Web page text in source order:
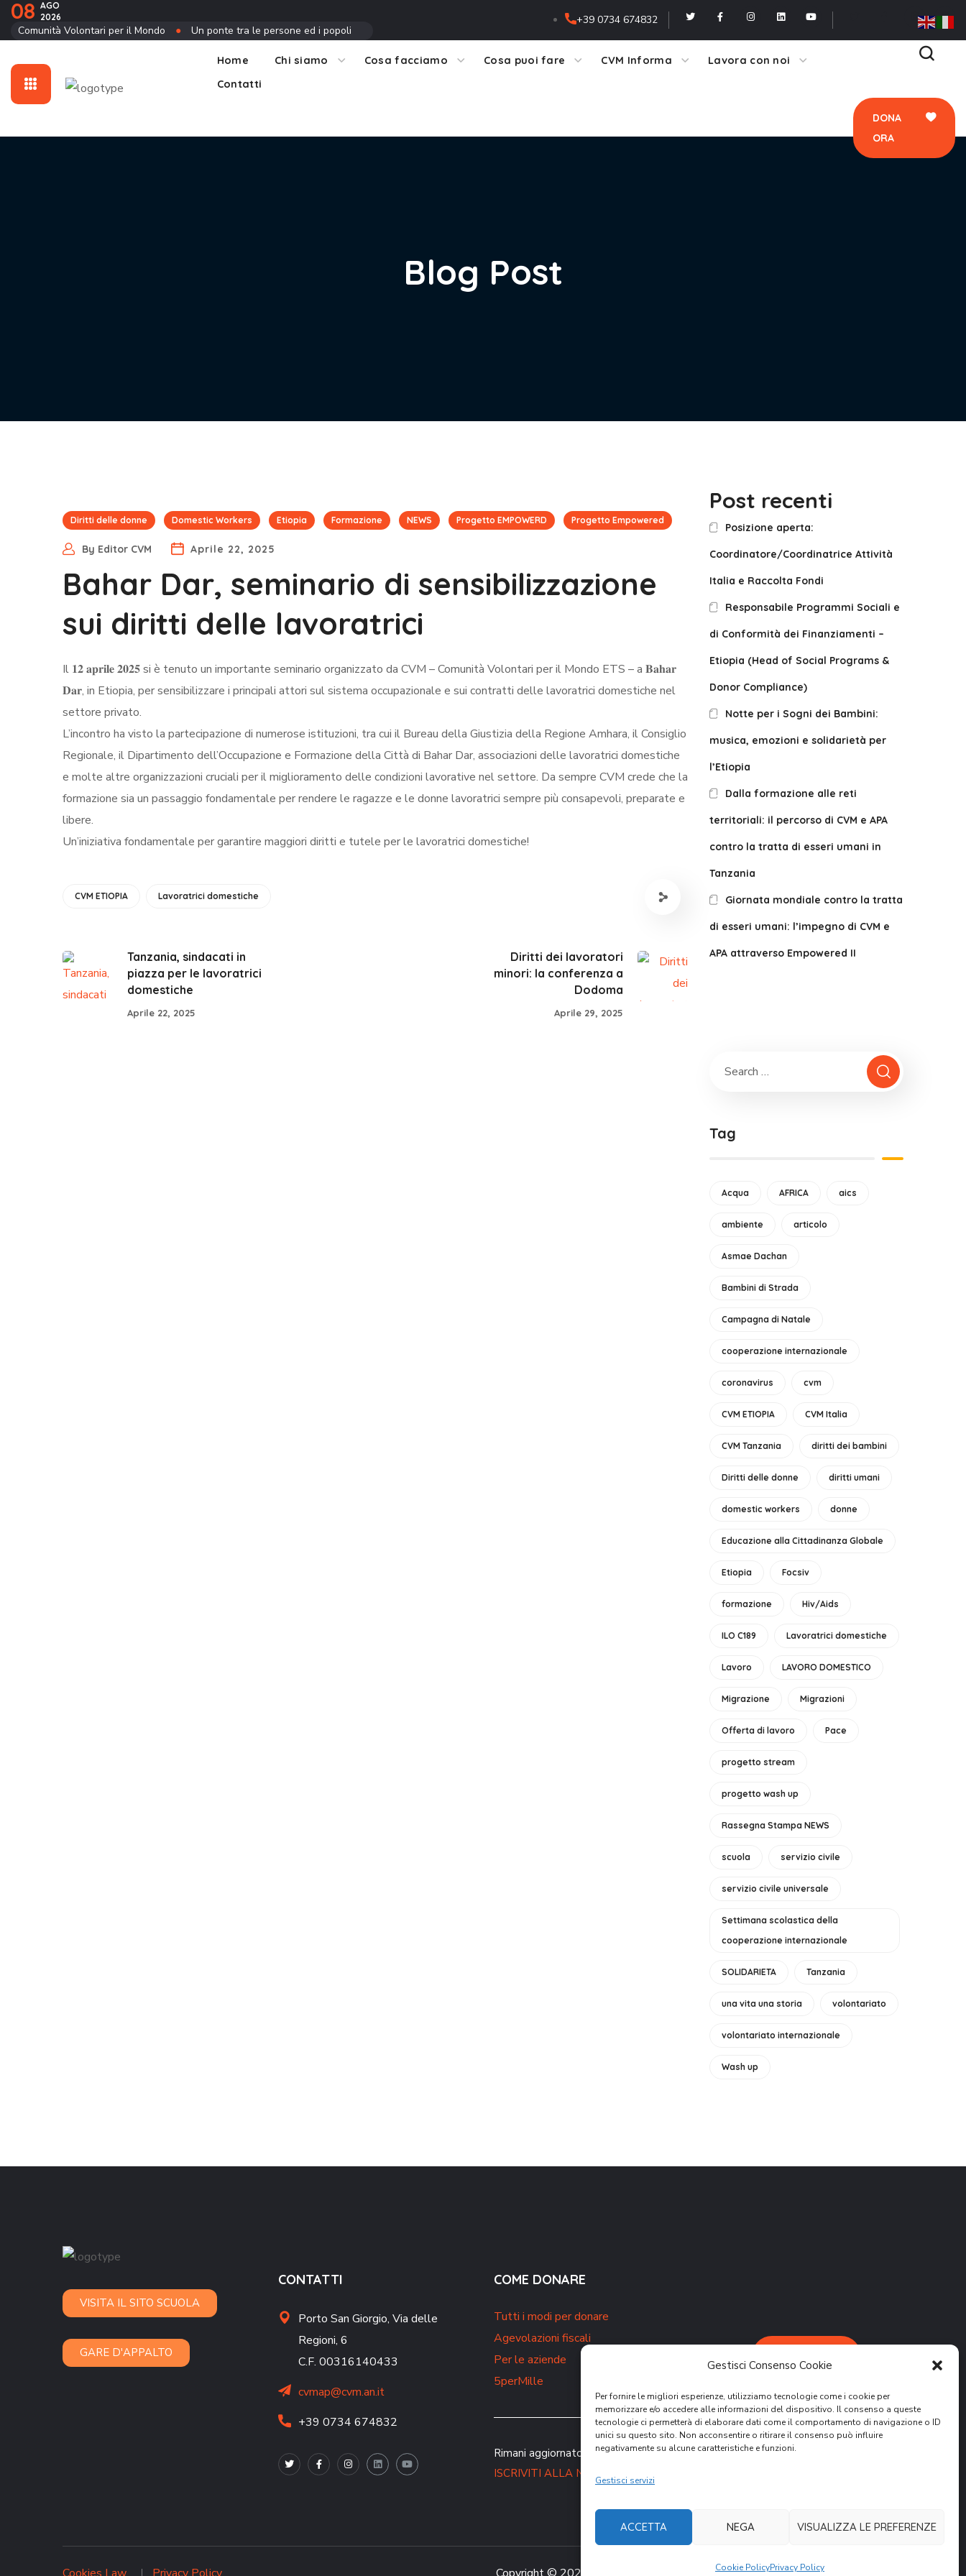
Gestisci Consenso Cookie
Per fornire le migliori esperienze, utilizziamo tecnologie come i cookie per
memorizzare e/o accedere alle informazioni del dispositivo. Il consenso a queste
tecnologie ci permetterà di elaborare dati come il comportamento di navigazione o ID
unici su questo sito. Non acconsentire o ritirare il consenso può influire
negativamente su alcune caratteristiche e funzioni.
Gestisci servizi
ACCETTA NEGA VISUALIZZA LE PREFERENZE
Cookie PolicyPrivacy Policy
08 AGO
2026
Comunità Volontari per il Mondo ● Un ponte tra le persone ed i popoli
+39 0734 674832
Home Chi siamo Cosa facciamo Cosa puoi fare CVM Informa
Lavora con noi
Contatti
DONA
ORA
Contatti
Blog Post
Diritti delle donne Domestic Workers Etiopia Formazione NEWS Progetto EMPOWERD Progetto Empowered
By Editor CVM Aprile 22, 2025
Bahar Dar, seminario di sensibilizzazione
sui diritti delle lavoratrici
Il 𝟏𝟐 𝐚𝐩𝐫𝐢𝐥𝐞 𝟐𝟎𝟐𝟓 si è tenuto un importante seminario organizzato da CVM – Comunità Volontari per il Mondo ETS – a 𝐁𝐚𝐡𝐚𝐫
𝐃𝐚𝐫, in Etiopia, per sensibilizzare i principali attori sul sistema occupazionale e sui contratti delle lavoratrici domestiche nel
settore privato.
L’incontro ha visto la partecipazione di numerose istituzioni, tra cui il Bureau della Giustizia della Regione Amhara, il Consiglio
Regionale, il Dipartimento dell’Occupazione e Formazione della Città di Bahar Dar, associazioni delle lavoratrici domestiche
e molte altre organizzazioni cruciali per il miglioramento delle condizioni lavorative nel settore. Da sempre CVM crede che la
formazione sia un passaggio fondamentale per rendere le ragazze e le donne lavoratrici sempre più consapevoli, preparate e
libere.
Un’iniziativa fondamentale per garantire maggiori diritti e tutele per le lavoratrici domestiche!
CVM ETIOPIA Lavoratrici domestiche
Tanzania, sindacati in
piazza per le lavoratrici
domestiche
Aprile 22, 2025
Diritti dei lavoratori
minori: la conferenza a
Dodoma
Aprile 29, 2025
Post recenti
Posizione aperta:
Coordinatore/Coordinatrice Attività
Italia e Raccolta Fondi
Responsabile Programmi Sociali e
di Conformità dei Finanziamenti –
Etiopia (Head of Social Programs &
Donor Compliance)
Notte per i Sogni dei Bambini:
musica, emozioni e solidarietà per
l’Etiopia
Dalla formazione alle reti
territoriali: il percorso di CVM e APA
contro la tratta di esseri umani in
Tanzania
Giornata mondiale contro la tratta
di esseri umani: l’impegno di CVM e
APA attraverso Empowered II
Tag
Acqua AFRICA aics
ambiente articolo
Asmae Dachan
Bambini di Strada
Campagna di Natale
cooperazione internazionale
coronavirus cvm
CVM ETIOPIA CVM Italia
CVM Tanzania diritti dei bambini
Diritti delle donne diritti umani
domestic workers donne
Educazione alla Cittadinanza Globale
Etiopia Focsiv
formazione Hiv/Aids
ILO C189 Lavoratrici domestiche
Lavoro LAVORO DOMESTICO
Migrazione Migrazioni
Offerta di lavoro Pace
progetto stream
progetto wash up
Rassegna Stampa NEWS
scuola servizio civile
servizio civile universale
Settimana scolastica della
cooperazione internazionale
SOLIDARIETA Tanzania
una vita una storia volontariato
volontariato internazionale
Wash up
VISITA IL SITO SCUOLA
GARE D'APPALTO
CONTATTI
Porto San Giorgio, Via delle
Regioni, 6
C.F. 00316140433
cvmap@cvm.an.it
+39 0734 674832
COME DONARE
Tutti i modi per donare
Agevolazioni fiscali
Per le aziende
5perMille
Rimani aggiornato sulle nostre attività.
ISCRIVITI ALLA NEWSLETTER